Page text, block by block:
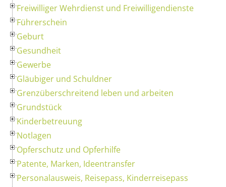
Freiwilliger Wehrdienst und Freiwilligendienste
Führerschein
Geburt
Gesundheit
Gewerbe
Gläubiger und Schuldner
Grenzüberschreitend leben und arbeiten
Grundstück
Kinderbetreuung
Notlagen
Opferschutz und Opferhilfe
Patente, Marken, Ideentransfer
Personalausweis, Reisepass, Kinderreisepass